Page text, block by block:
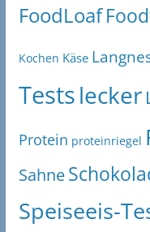
FoodLoaf
Kochen Käse
Testslecker
Protein proteinriegel
Sahne
Speiseeis-